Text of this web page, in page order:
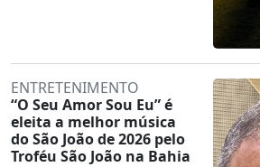
ENTRETENIMENTO
“O Seu Amor Sou Eu” é
eleita a melhor música
do São João de 2026 pelo
Troféu São João na Bahia